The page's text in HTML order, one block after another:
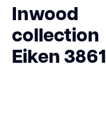
Inwood
collection
Eiken 3861